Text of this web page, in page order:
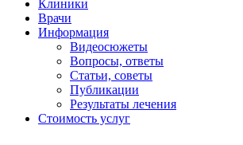
Клиники
Врачи
Информация
Видеосюжеты
Вопросы, ответы
Статьи, советы
Публикации
Результаты лечения
Стоимость услуг